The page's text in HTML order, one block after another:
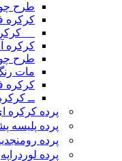
طرح چوبی
کرکره
__ کرکره
کرکره
طرح چوب
مات رنگ ۱۶.م.م
کرکره
ــ
پرده کرکره
پرده پلیسه
پرده رومنجدید
پرده لوردراپه